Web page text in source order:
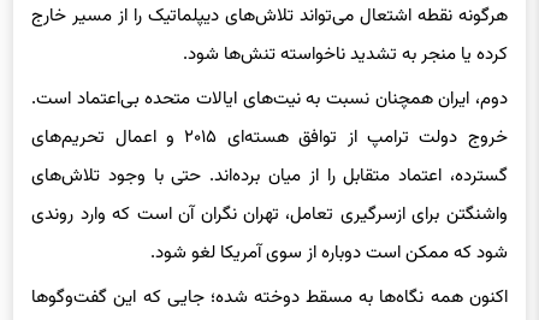
هرگونه نقطه اشتعال می‌تواند تلاش‌های دیپلماتیک را از مسیر خارج
کرده یا منجر به تشدید ناخواسته تنش‌ها شود.
دوم، ایران همچنان نسبت به نیت‌های ایالات متحده بی‌اعتماد است.
خروج دولت ترامپ از توافق هسته‌ای ۲۰۱۵ و اعمال تحریم‌های
گسترده، اعتماد متقابل را از میان برده‌اند. حتی با وجود تلاش‌های
واشنگتن برای ازسرگیری تعامل، تهران نگران آن است که وارد روندی
شود که ممکن است دوباره از سوی آمریکا لغو شود.
اکنون همه نگاه‌ها به مسقط دوخته شده؛ جایی که این گفت‌وگوها